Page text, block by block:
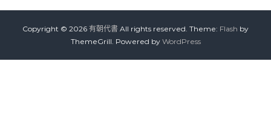
Copyright © 2026 有朝代書 All rights reserved. Theme: Flash by
ThemeGrill. Powered by WordPress